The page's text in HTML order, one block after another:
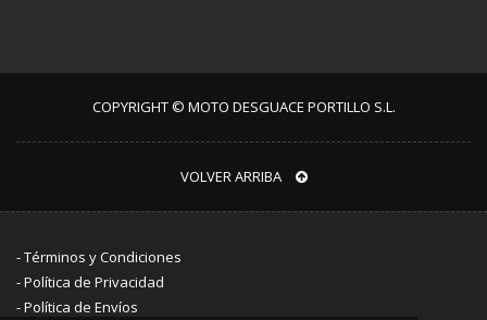
COPYRIGHT © MOTO DESGUACE PORTILLO S.L.
VOLVER ARRIBA
-Términos y Condiciones
-Política de Privacidad
-Política de Envíos